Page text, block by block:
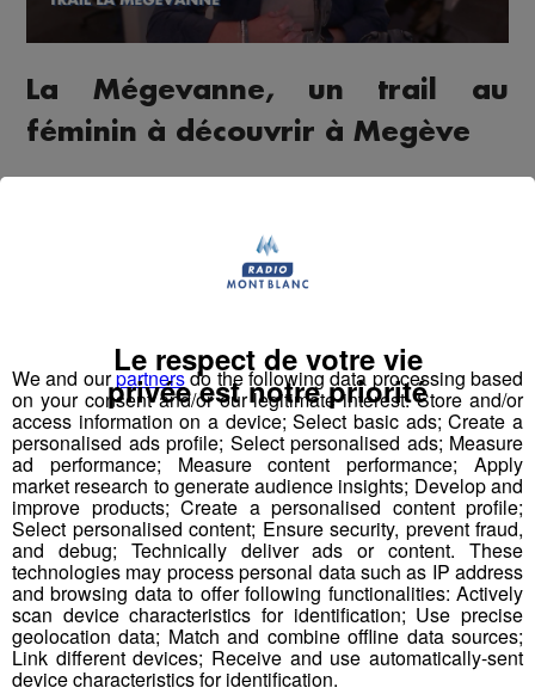
La Mégevanne, un trail au
féminin à découvrir à Megève
, était notre invitée sur Radio Mont Blanc.
Un rendez-vous sportif et convivial pensé pour mettre à
l’honneur la pratique féminine du trail, avec différents
formats accessibles à toutes et une ambiance
chaleureuse au cœur du pays du Mont-Blanc.
We and ourpartnersdo the following data processing based
on your consent and/or our legitimate interest: Store and/or
access information on a device; Select basic ads; Create a
personalised ads profile; Select personalised ads; Measure
ad performance; Measure content performance; Apply
market research to generate audience insights; Develop and
improve products; Create a personalised content profile;
Select personalised content; Ensure security, prevent fraud,
and debug; Technically deliver ads or content. These
technologies may process personal data such as IP address
and browsing data to offer following functionalities: Actively
scan device characteristics for identification; Use precise
geolocation data; Match and combine offline data sources;
Link different devices; Receive and use automatically-sent
device characteristics for identification.
Le respect de votre vie
privée est notre priorité